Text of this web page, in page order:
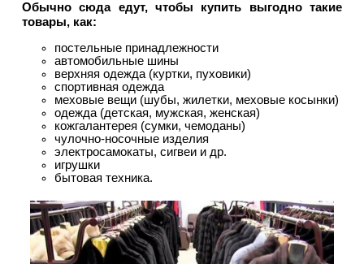
Обычно сюда едут, чтобы купить выгодно такие
товары, как:
постельные принадлежности
автомобильные шины
верхняя одежда (куртки, пуховики)
спортивная одежда
меховые вещи (шубы, жилетки, меховые косынки)
одежда (детская, мужская, женская)
кожгалантерея (сумки, чемоданы)
чулочно-носочные изделия
электросамокаты, сигвеи и др.
игрушки
бытовая техника.